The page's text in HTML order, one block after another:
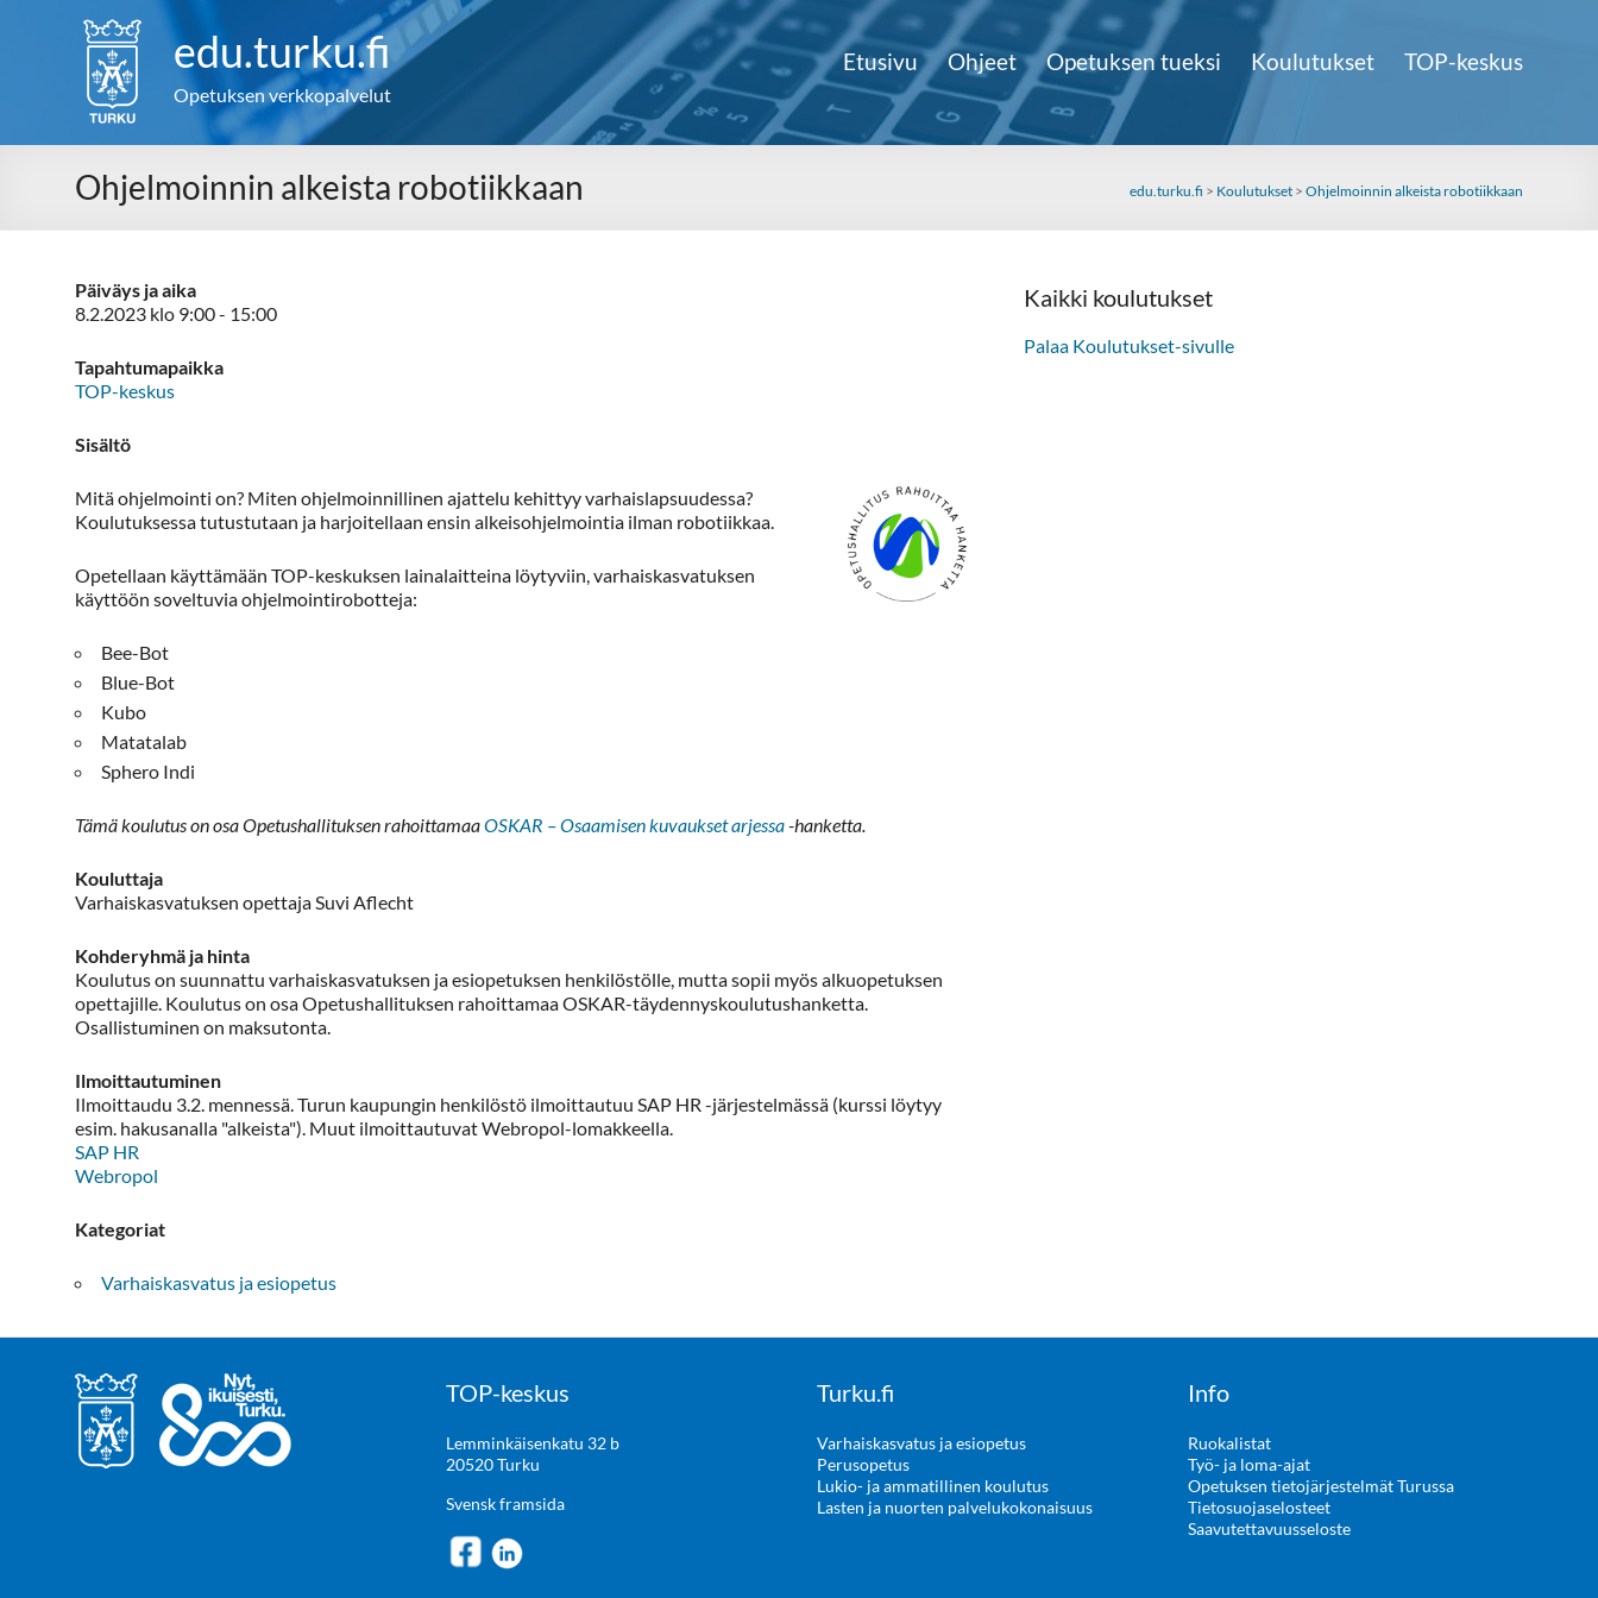
edu.turku.fi
Opetuksen verkkopalvelut
Etusivu Ohjeet Opetuksen tueksi Koulutukset TOP-keskus
Ohjelmoinnin alkeista robotiikkaan edu.turku.fi > Koulutukset > Ohjelmoinnin alkeista robotiikkaan
Päiväys ja aika
8.2.2023 klo 9:00 - 15:00
Tapahtumapaikka
TOP-keskus
Sisältö
Mitä ohjelmointi on? Miten ohjelmoinnillinen ajattelu kehittyy varhaislapsuudessa?
Koulutuksessa tutustutaan ja harjoitellaan ensin alkeisohjelmointia ilman robotiikkaa.
Opetellaan käyttämään TOP-keskuksen lainalaitteina löytyviin, varhaiskasvatuksen
käyttöön soveltuvia ohjelmointirobotteja:
Bee-Bot
Blue-Bot
Kubo
Matatalab
Sphero Indi
Tämä koulutus on osa Opetushallituksen rahoittamaaOSKAR – Osaamisen kuvaukset arjessa-hanketta.
Kouluttaja
Varhaiskasvatuksen opettaja Suvi Aflecht
Kohderyhmä ja hinta
Koulutus on suunnattu varhaiskasvatuksen ja esiopetuksen henkilöstölle, mutta sopii myös alkuopetuksen
opettajille. Koulutus on osa Opetushallituksen rahoittamaa OSKAR-täydennyskoulutushanketta.
Osallistuminen on maksutonta.
Ilmoittautuminen
Ilmoittaudu 3.2. mennessä. Turun kaupungin henkilöstö ilmoittautuu SAP HR -järjestelmässä (kurssi löytyy
esim. hakusanalla "alkeista"). Muut ilmoittautuvat Webropol-lomakkeella.
SAP HR
Webropol
Kategoriat
Varhaiskasvatus ja esiopetus
Kaikki koulutukset
Palaa Koulutukset-sivulle
TOP-keskus
Lemminkäisenkatu 32 b
20520 Turku
Svensk framsida
Turku.fi
Varhaiskasvatus ja esiopetus
Perusopetus
Lukio- ja ammatillinen koulutus
Lasten ja nuorten palvelukokonaisuus
Info
Ruokalistat
Työ- ja loma-ajat
Opetuksen tietojärjestelmät Turussa
Tietosuojaselosteet
Saavutettavuusseloste